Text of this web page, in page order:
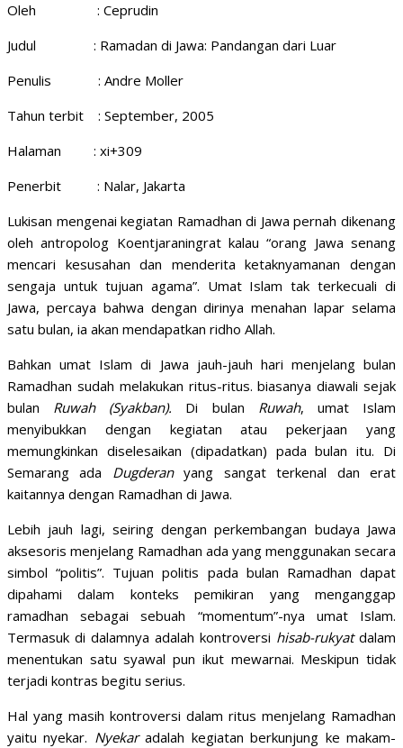
Oleh : Ceprudin
Judul : Ramadan di Jawa: Pandangan dari Luar
Penulis : Andre Moller
Tahun terbit : September, 2005
Halaman : xi+309
Penerbit : Nalar, Jakarta
Lukisan mengenai kegiatan Ramadhan di Jawa pernah dikenang
oleh antropolog Koentjaraningrat kalau “orang Jawa senang
mencari kesusahan dan menderita ketaknyamanan dengan
sengaja untuk tujuan agama”. Umat Islam tak terkecuali di
Jawa, percaya bahwa dengan dirinya menahan lapar selama
satu bulan, ia akan mendapatkan ridho Allah.
Bahkan umat Islam di Jawa jauh-jauh hari menjelang bulan
Ramadhan sudah melakukan ritus-ritus. biasanya diawali sejak
bulan Ruwah (Syakban). Di bulan Ruwah, umat Islam
menyibukkan dengan kegiatan atau pekerjaan yang
memungkinkan diselesaikan (dipadatkan) pada bulan itu. Di
Semarang ada Dugderanyang sangat terkenal dan erat
kaitannya dengan Ramadhan di Jawa.
Lebih jauh lagi, seiring dengan perkembangan budaya Jawa
aksesoris menjelang Ramadhan ada yang menggunakan secara
simbol “politis”. Tujuan politis pada bulan Ramadhan dapat
dipahami dalam konteks pemikiran yang menganggap
ramadhan sebagai sebuah “momentum”-nya umat Islam.
Termasuk di dalamnya adalah kontroversi hisab-rukyatdalam
menentukan satu syawal pun ikut mewarnai. Meskipun tidak
terjadi kontras begitu serius.
Hal yang masih kontroversi dalam ritus menjelang Ramadhan
yaitu nyekar. Nyekaradalah kegiatan berkunjung ke makam-